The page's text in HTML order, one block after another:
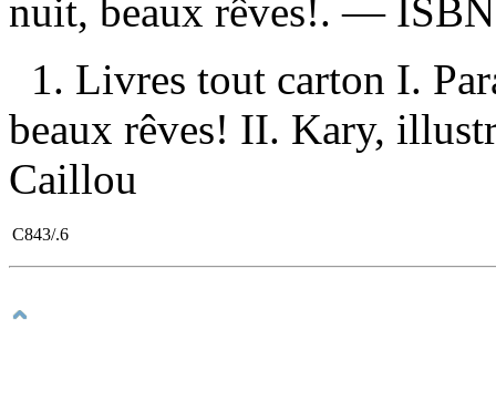
nuit, beaux rêves!. —
1. Livres tout carton I.
beaux rêves! II. Kary,
Caillou
C843/.6